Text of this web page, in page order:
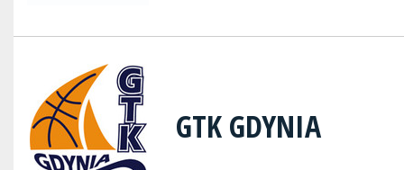
GTK GDYNIA